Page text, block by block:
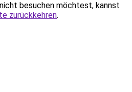
besuchen möchtest, kannst
zurückkehren.